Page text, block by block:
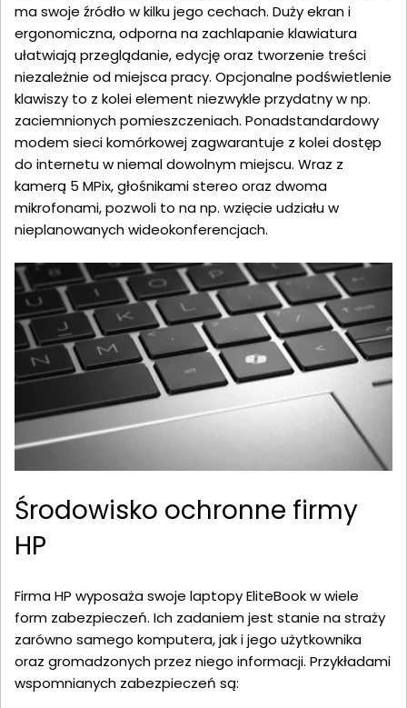
ma swoje źródło w kilku jego cechach. Duży ekran i
ergonomiczna, odporna na zachlapanie klawiatura
ułatwiają przeglądanie, edycję oraz tworzenie treści
niezależnie od miejsca pracy. Opcjonalne podświetlenie
klawiszy to z kolei element niezwykle przydatny w np.
zaciemnionych pomieszczeniach. Ponadstandardowy
modem sieci komórkowej zagwarantuje z kolei dostęp
do internetu w niemal dowolnym miejscu. Wraz z
kamerą 5 MPix, głośnikami stereo oraz dwoma
mikrofonami, pozwoli to na np. wzięcie udziału w
nieplanowanych wideokonferencjach.
Środowisko ochronne firmy
HP
Firma HP wyposaża swoje laptopy EliteBook w wiele
form zabezpieczeń. Ich zadaniem jest stanie na straży
zarówno samego komputera, jak i jego użytkownika
oraz gromadzonych przez niego informacji. Przykładami
wspomnianych zabezpieczeń są: